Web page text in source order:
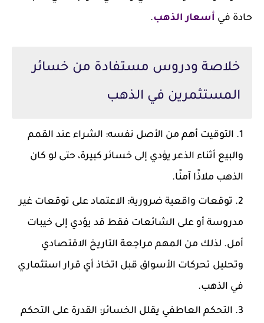
حادة في أسعار الذهب.
خلاصة ودروس مستفادة من خسائر
المستثمرين في الذهب
التوقيت أهم من الأصل نفسه: الشراء عند القمم
والبيع أثناء الذعر يؤدي إلى خسائر كبيرة، حتى لو كان
الذهب ملاذًا آمنًا.
توقعات واقعية ضرورية: الاعتماد على توقعات غير
مدروسة أو على الشائعات فقط قد يؤدي إلى خيبات
أمل. لذلك من المهم مراجعة التاريخ الاقتصادي
وتحليل تحركات الأسواق قبل اتخاذ أي قرار استثماري
في الذهب.
التحكم العاطفي يقلل الخسائر: القدرة على التحكم